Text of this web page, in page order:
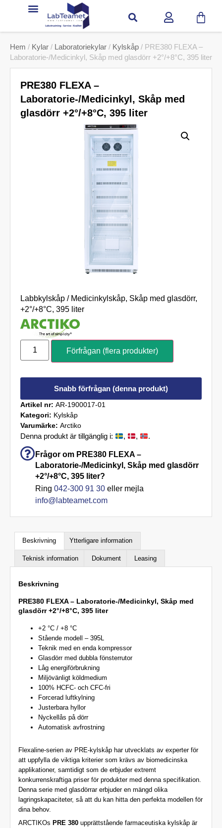
Hem / Kylar / Laboratoriekylar / Kylskåp / PRE380 FLEXA –
Laboratorie-/Medicinkyl, Skåp med glasdörr +2°/+8°C, 395 liter
PRE380 FLEXA –
Laboratorie-/Medicinkyl, Skåp med
glasdörr +2°/+8°C, 395 liter
Labbkylskåp / Medicinkylskåp, Skåp med glasdörr,
+2°/+8°C, 395 liter
Förfrågan (flera produkter)
Snabb förfrågan (denna produkt)
Artikel nr: AR-1900017-01
Kategori: Kylskåp
Varumärke: Arctiko
Denna produkt är tillgänglig i: , , .
Frågor om PRE380 FLEXA –
Laboratorie-/Medicinkyl, Skåp med glasdörr
+2°/+8°C, 395 liter?
Ring 042-300 91 30 eller mejla
info@labteamet.com
Beskrivning Ytterligare information
Teknisk information Dokument Leasing
Beskrivning
PRE380 FLEXA – Laboratorie-/Medicinkyl, Skåp med
glasdörr +2°/+8°C, 395 liter
+2 °C / +8 °C
Stående modell – 395L
Teknik med en enda kompressor
Glasdörr med dubbla fönsterrutor
Låg energiförbrukning
Miljövänligt köldmedium
100% HCFC- och CFC-fri
Forcerad luftkylning
Justerbara hyllor
Nyckellås på dörr
Automatisk avfrostning
Flexaline-serien av PRE-kylskåp har utvecklats av experter för
att uppfylla de viktiga kriterier som krävs av biomedicinska
applikationer, samtidigt som de erbjuder extremt
konkurrenskraftiga priser för produkter med denna specifikation.
Denna serie med glasdörrar erbjuder en mängd olika
lagringskapaciteter, så att du kan hitta den perfekta modellen för
dina behov.
ARCTIKOs PRE 380 upprättstående farmaceutiska kylskåp är